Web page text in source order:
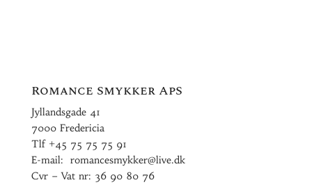
Romance Smykker ApS
Jyllandsgade 41
7000 Fredericia
Tlf +45 75 75 75 91
E-mail: romancesmykker@live.dk
Cvr – Vat nr: 36 90 80 76